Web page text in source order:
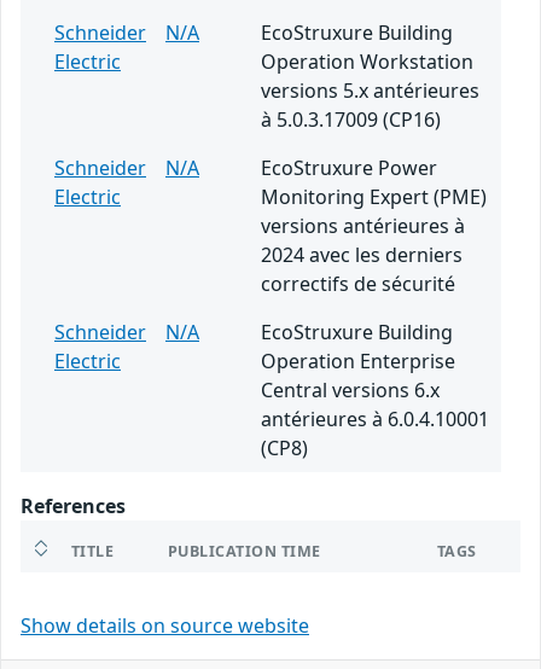
Schneider
Electric
N/A
EcoStruxure Building
Operation Workstation
versions 5.x antérieures
à 5.0.3.17009 (CP16)
Schneider
Electric
N/A
EcoStruxure Power
Monitoring Expert (PME)
versions antérieures à
2024 avec les derniers
correctifs de sécurité
Schneider
Electric
N/A
EcoStruxure Building
Operation Enterprise
Central versions 6.x
antérieures à 6.0.4.10001
(CP8)
References
TITLE PUBLICATION TIME TAGS
Show details on source website